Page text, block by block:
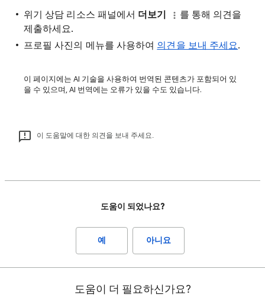
위기 상담 리소스 패널에서 더보기
를 통해 의견을
제출하세요.
프로필 사진의 메뉴를 사용하여 의견을 보내 주세요.
이 페이지에는 AI 기술을 사용하여 번역된 콘텐츠가 포함되어 있
을 수 있으며, AI 번역에는 오류가 있을 수도 있습니다.
이 도움말에 대한 의견을 보내 주세요.
도움이 되었나요?
예 아니요
도움이 더 필요하신가요?